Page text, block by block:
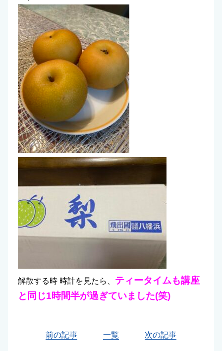
解散する時 時計を見たら、 ティータイムも講座
と同じ1時間半が過ぎていました(笑)
前の記事 一覧 次の記事